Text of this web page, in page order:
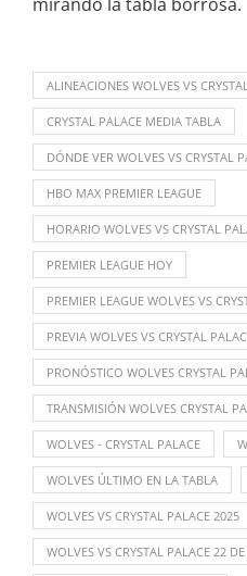
ALINEACIONES WOLVES VS
CRYSTAL PALACE MEDIA TABLA
DÓNDE VER WOLVES VS CRYSTAL
HBO MAX PREMIER LEAGUE
HORARIO WOLVES VS CRYSTAL
PREMIER LEAGUE HOY
PREMIER LEAGUE WOLVES VS
PREVIA WOLVES VS CRYSTAL
PRONÓSTICO WOLVES CRYSTAL
TRANSMISIÓN WOLVES CRYSTAL
WOLVES - CRYSTAL PALACE
WOLVES ÚLTIMO EN LA TABLA
WOLVES VS CRYSTAL PALACE 2025
WOLVES VS CRYSTAL PALACE 22